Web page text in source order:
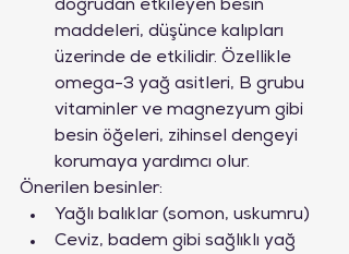
doğrudan etkileyen besin
maddeleri, düşünce kalıpları
üzerinde de etkilidir. Özellikle
omega-3 yağ asitleri, B grubu
vitaminler ve magnezyum gibi
besin öğeleri, zihinsel dengeyi
korumaya yardımcı olur.
Önerilen besinler:
Yağlı balıklar (somon, uskumru)
Ceviz, badem gibi sağlıklı yağ